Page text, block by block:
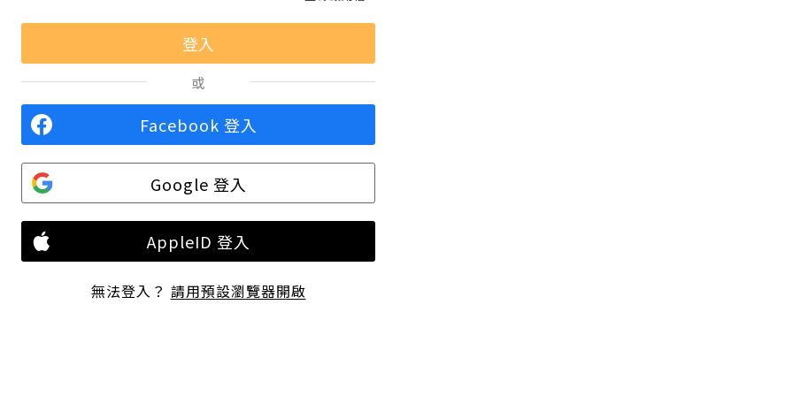
或
Facebook 登入
Google 登入
AppleID 登入
無法登入？ 請用預設瀏覽器開啟